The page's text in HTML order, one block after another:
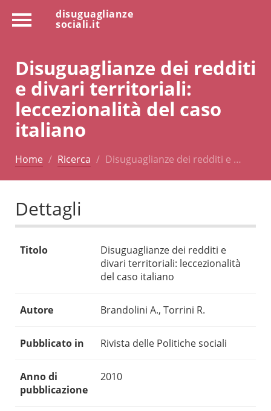
disuguaglianze
sociali.it
Disuguaglianze dei redditi
e divari territoriali:
leccezionalità del caso
italiano
Home Ricerca Disuguaglianze dei redditi e …
Dettagli
Titolo
Disuguaglianze dei redditi e
divari territoriali: leccezionalità
del caso italiano
Autore Brandolini A., Torrini R.
Pubblicato in Rivista delle Politiche sociali
Anno di
pubblicazione
2010